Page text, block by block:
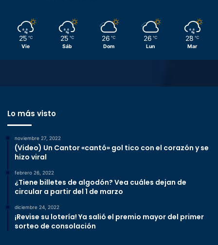
25 ℃
Vie
25 ℃
Sáb
26 ℃
Dom
26 ℃
Lun
28 ℃
Mar
Lo más visto
noviembre 27, 2022
(Video) Un Cantor «cantó» gol tico con el corazón y se
hizo viral
febrero 26, 2022
¿Tiene billetes de algodón? Vea cuáles dejan de
circular a partir del 1 de marzo
diciembre 24, 2022
¡Revise su lotería! Ya salió el premio mayor del primer
sorteo de consolación